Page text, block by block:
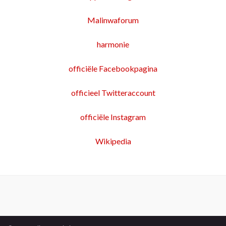
Malinwaforum
harmonie
officiële Facebookpagina
officieel Twitteraccount
officiële Instagram
Wikipedia